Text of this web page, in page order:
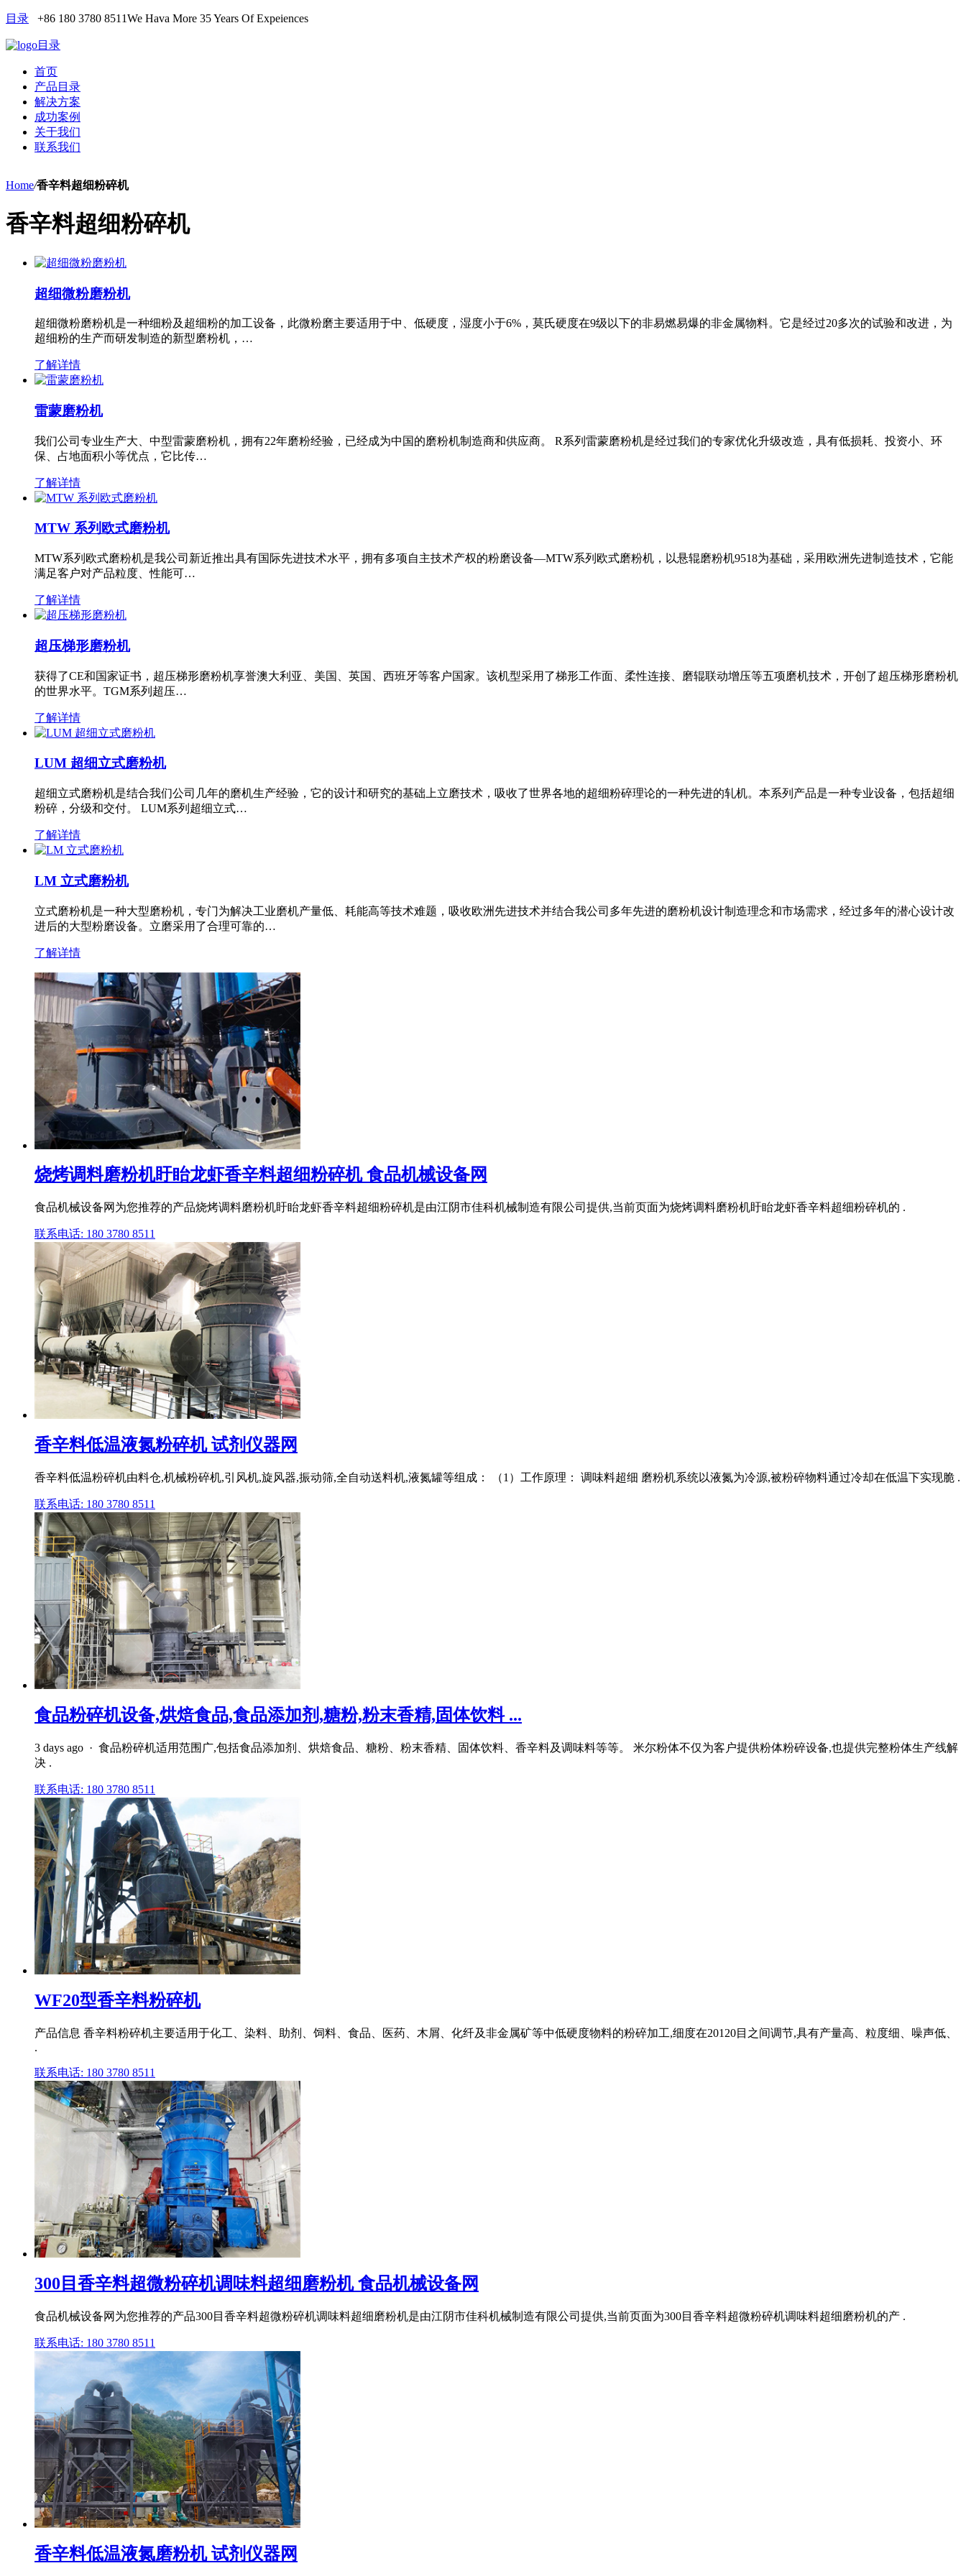
目录 +86 180 3780 8511We Hava More 35 Years Of Expeiences
目录
首页
产品目录
解决方案
成功案例
关于我们
联系我们
Home/香辛料超细粉碎机
香辛料超细粉碎机
超细微粉磨粉机
超细微粉磨粉机是一种细粉及超细粉的加工设备，此微粉磨主要适用于中、低硬度，湿度小于6%，莫氏硬度在9级以下的非易燃易爆的非金属物料。它是经过20多次的试验和改进，为
超细粉的生产而研发制造的新型磨粉机，…
了解详情
雷蒙磨粉机
我们公司专业生产大、中型雷蒙磨粉机，拥有22年磨粉经验，已经成为中国的磨粉机制造商和供应商。 R系列雷蒙磨粉机是经过我们的专家优化升级改造，具有低损耗、投资小、环
保、占地面积小等优点，它比传…
了解详情
MTW 系列欧式磨粉机
MTW系列欧式磨粉机是我公司新近推出具有国际先进技术水平，拥有多项自主技术产权的粉磨设备—MTW系列欧式磨粉机，以悬辊磨粉机9518为基础，采用欧洲先进制造技术，它能
满足客户对产品粒度、性能可…
了解详情
超压梯形磨粉机
获得了CE和国家证书，超压梯形磨粉机享誉澳大利亚、美国、英国、西班牙等客户国家。该机型采用了梯形工作面、柔性连接、磨辊联动增压等五项磨机技术，开创了超压梯形磨粉机
的世界水平。TGM系列超压…
了解详情
LUM 超细立式磨粉机
超细立式磨粉机是结合我们公司几年的磨机生产经验，它的设计和研究的基础上立磨技术，吸收了世界各地的超细粉碎理论的一种先进的轧机。本系列产品是一种专业设备，包括超细
粉碎，分级和交付。 LUM系列超细立式…
了解详情
LM 立式磨粉机
立式磨粉机是一种大型磨粉机，专门为解决工业磨机产量低、耗能高等技术难题，吸收欧洲先进技术并结合我公司多年先进的磨粉机设计制造理念和市场需求，经过多年的潜心设计改
进后的大型粉磨设备。立磨采用了合理可靠的…
了解详情
烧烤调料磨粉机盱眙龙虾香辛料超细粉碎机 食品机械设备网
食品机械设备网为您推荐的产品烧烤调料磨粉机盱眙龙虾香辛料超细粉碎机是由江阴市佳科机械制造有限公司提供,当前页面为烧烤调料磨粉机盱眙龙虾香辛料超细粉碎机的 .
联系电话: 180 3780 8511
香辛料低温液氮粉碎机 试剂仪器网
香辛料低温粉碎机由料仓,机械粉碎机,引风机,旋风器,振动筛,全自动送料机,液氮罐等组成： （1）工作原理： 调味料超细 磨粉机系统以液氮为冷源,被粉碎物料通过冷却在低温下实现脆 .
联系电话: 180 3780 8511
食品粉碎机设备,烘焙食品,食品添加剂,糖粉,粉末香精,固体饮料 ...
3 days ago · 食品粉碎机适用范围广,包括食品添加剂、烘焙食品、糖粉、粉末香精、固体饮料、香辛料及调味料等等。 米尔粉体不仅为客户提供粉体粉碎设备,也提供完整粉体生产线解
决 .
联系电话: 180 3780 8511
WF20型香辛料粉碎机
产品信息 香辛料粉碎机主要适用于化工、染料、助剂、饲料、食品、医药、木屑、化纤及非金属矿等中低硬度物料的粉碎加工,细度在20120目之间调节,具有产量高、粒度细、噪声低、
.
联系电话: 180 3780 8511
300目香辛料超微粉碎机调味料超细磨粉机 食品机械设备网
食品机械设备网为您推荐的产品300目香辛料超微粉碎机调味料超细磨粉机是由江阴市佳科机械制造有限公司提供,当前页面为300目香辛料超微粉碎机调味料超细磨粉机的产 .
联系电话: 180 3780 8511
香辛料低温液氮磨粉机 试剂仪器网